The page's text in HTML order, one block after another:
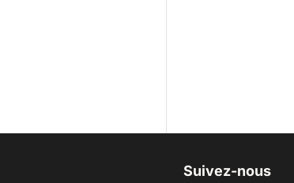
Suivez-nous